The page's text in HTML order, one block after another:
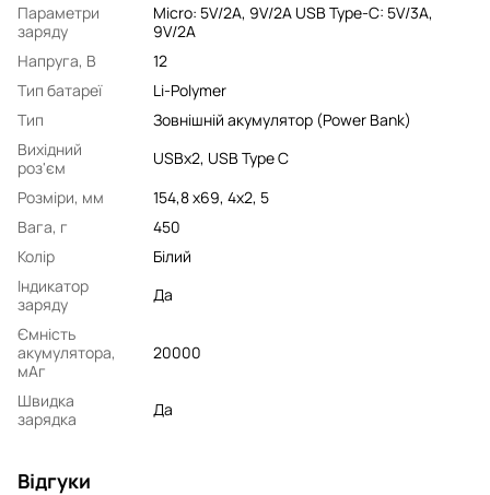
Параметри
заряду
Micro: 5V/2A, 9V/2A USB Type-C: 5V/3A,
9V/2A
Напруга, В
12
Тип батареї
Li-Polymer
Тип
Зовнішній акумулятор (Power Bank)
Вихідний
роз'єм
USBx2, USB Type C
Розміри, мм
154,8 х69, 4х2, 5
Вага, г
450
Колір
Білий
Індикатор
заряду
Да
Ємність
акумулятора,
мАг
20000
Швидка
зарядка
Да
Відгуки